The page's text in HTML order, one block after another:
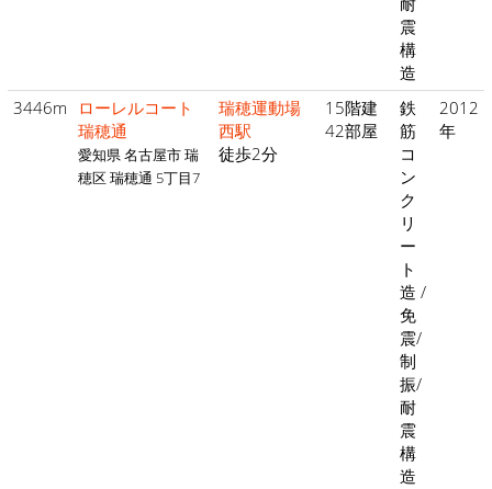
震
構
造
3446m
ローレルコート
瑞穂通
愛知県 名古屋市 瑞
穂区 瑞穂通 5丁目7
瑞穂運動場
西駅
徒歩2分
15階建
42部屋
鉄
筋
コ
ン
ク
リ
ー
ト
造 /
免
震/
制
振/
耐
震
構
造
2012
年